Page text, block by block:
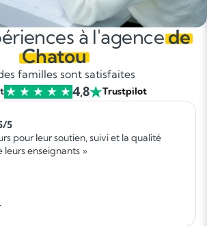
à l'agencede
Chatou
familles sont satisfaites
4,8 Trustpilot
5
pour leur soutien, suivi et la qualité
enseignants »